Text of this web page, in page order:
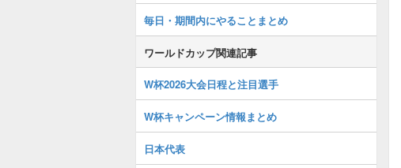
毎日・期間内にやることまとめ
ワールドカップ関連記事
W杯2026大会日程と注目選手
W杯キャンペーン情報まとめ
日本代表